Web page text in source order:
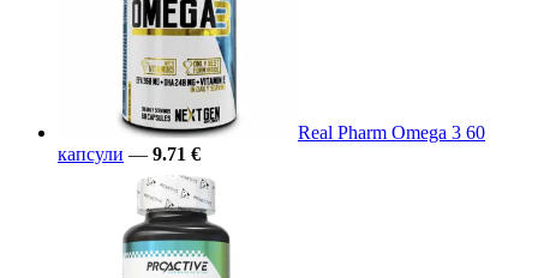
Real Pharm Omega 3 60
капсули — 9.71 €